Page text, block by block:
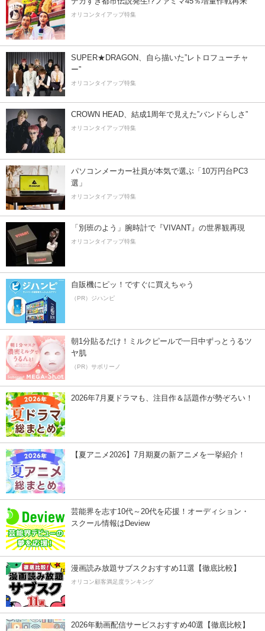
オリコンタイアップ特集
SUPER★DRAGON、自ら描いた”レトロフューチャ
ー”
オリコンタイアップ特集
CROWN HEAD、結成1周年で見えた”バンドらしさ”
オリコンタイアップ特集
パソコンメーカー社員が本気で選ぶ「10万円台PC3
選」
オリコンタイアップ特集
「別班のよう」腕時計で『VIVANT』の世界観再現
オリコンタイアップ特集
自販機にピッ！ですぐに買えちゃう
（PR）ジハンピ
朝1分貼るだけ！ミルクピールで一日中ずっとうるツ
ヤ肌
（PR）サボリーノ
2026年7月夏ドラマも、注目作＆話題作が勢ぞろい！
【夏アニメ2026】7月期夏の新アニメを一挙紹介！
芸能界を志す10代～20代を応援！オーディション・
スクール情報はDeview
漫画読み放題サブスクおすすめ11選【徹底比較】
オリコン顧客満足度ランキング
2026年動画配信サービスおすすめ40選【徹底比較】